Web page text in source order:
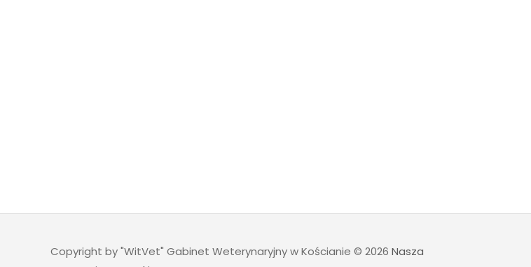
Copyright by"WitVet" Gabinet Weterynaryjny w Kościanie © 2026 Nasza